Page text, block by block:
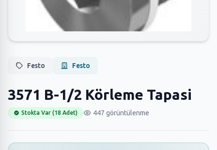
Festo Festo
3571 B-1/2 Körleme Tapasi
Stokta Var (18 Adet) 447 görüntülenme